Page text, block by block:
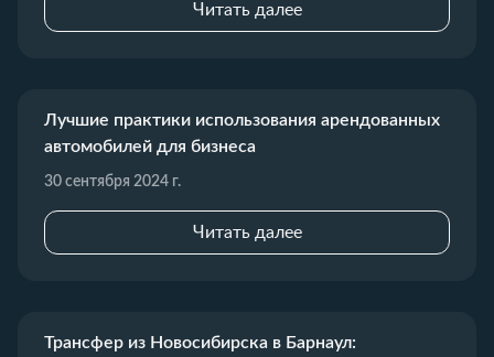
Читать далее
Лучшие практики использования арендованных
автомобилей для бизнеса
30 сентября 2024 г.
Читать далее
Трансфер из Новосибирска в Барнаул: